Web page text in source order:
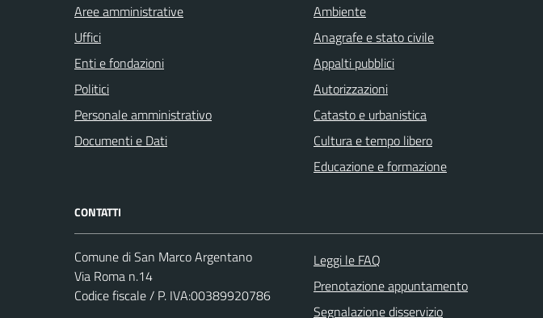
Aree amministrative
Uffici
Enti e fondazioni
Politici
Personale amministrativo
Documenti e Dati
Ambiente
Anagrafe e stato civile
Appalti pubblici
Autorizzazioni
Catasto e urbanistica
Cultura e tempo libero
Educazione e formazione
CONTATTI
Comune di San Marco Argentano
Via Roma n.14
Codice fiscale / P. IVA:00389920786
Leggi le FAQ
Prenotazione appuntamento
Segnalazione disservizio